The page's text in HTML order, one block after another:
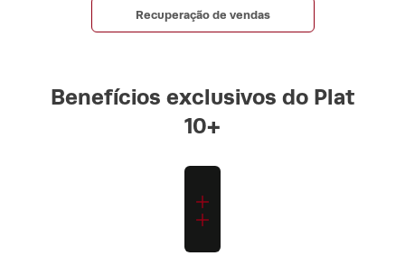
Recuperação de vendas
Benefícios exclusivos do Plat
10+